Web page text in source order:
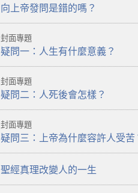
守
2012
月
年
向上帝發問是錯的嗎？
封面專題
疑問一：人生有什麼意義？
封面專題
疑問二：人死後會怎樣？
封面專題
疑問三：上帝為什麼容許人受苦
聖經真理改變人的一生